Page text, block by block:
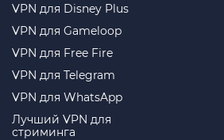
VPN для Disney Plus
VPN для Gameloop
VPN для Free Fire
VPN для Telegram
VPN для WhatsApp
Лучший VPN для
стриминга